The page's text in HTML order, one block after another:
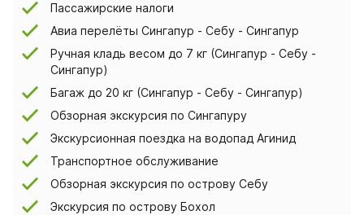
Пассажирские налоги
Авиа перелёты Сингапур - Себу - Сингапур
Ручная кладь весом до 7 кг (Сингапур - Себу -
Сингапур)
Багаж до 20 кг (Сингапур - Себу - Сингапур)
Обзорная экскурсия по Сингапуру
Экскурсионная поездка на водопад Агинид
Транспортное обслуживание
Обзорная экскурсия по острову Себу
Экскурсия по острову Бохол